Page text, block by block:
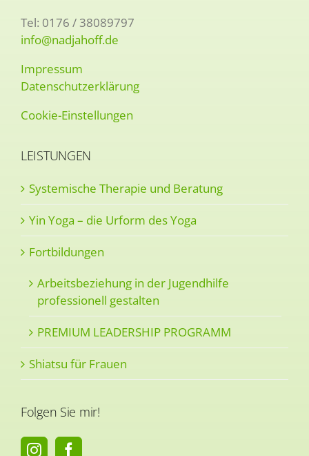
Tel: 0176 / 38089797
info@nadjahoff.de
Impressum
Datenschutzerklärung
Cookie-Einstellungen
LEISTUNGEN
Systemische Therapie und Beratung
Yin Yoga – die Urform des Yoga
Fortbildungen
Arbeitsbeziehung in der Jugendhilfe
professionell gestalten
PREMIUM LEADERSHIP PROGRAMM
Shiatsu für Frauen
Folgen Sie mir!